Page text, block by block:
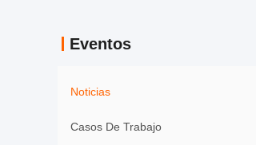
Eventos
Noticias
Casos De Trabajo